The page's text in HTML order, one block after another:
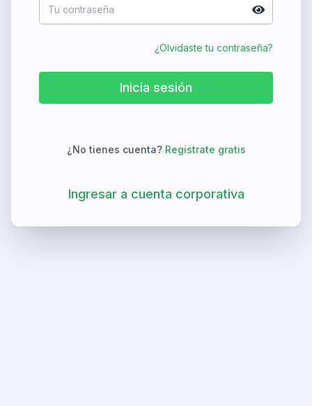
¿Olvidaste tu contraseña?
Inicia sesión
¿No tienes cuenta? Registrate gratis
Ingresar a cuenta corporativa